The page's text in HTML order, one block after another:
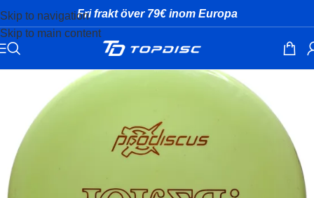
Skip to navigation
Skip to main content
Fri frakt över 79€ inom Europa